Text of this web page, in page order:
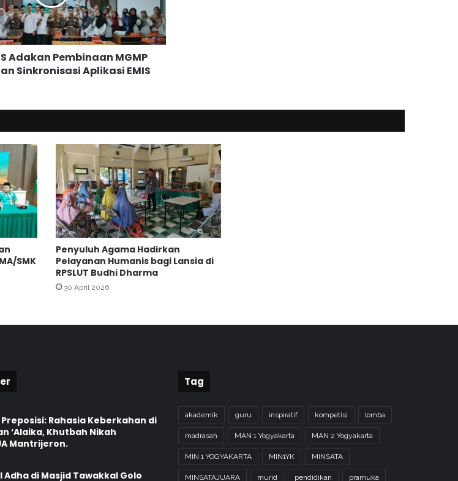
Adakan Pembinaan MGMP
Sinkronisasi Aplikasi EMIS
SMK
Penyuluh Agama Hadirkan
Pelayanan Humanis bagi Lansia di
RPSLUT Budhi Dharma
30 April 2026
Rahasia Keberkahan di
‘Alaika, Khutbah Nikah
Mantrijeron.
Adha di Masjid Tawakkal Golo
Tag
akademik guru inspiratif kompetisi lomba
madrasah MAN 1 Yogyakarta MAN 2 Yogyakarta
MIN 1 YOGYAKARTA MIN1YK MINSATA
MINSATAJUARA murid pendidikan pramuka